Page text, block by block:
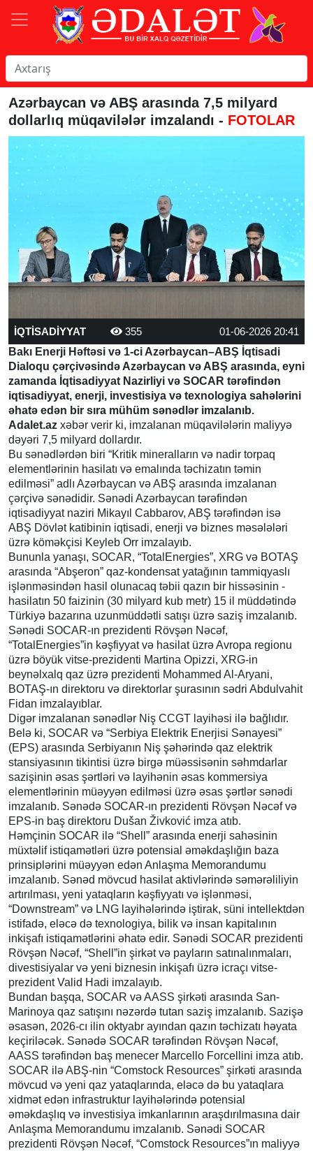
Azərbaycan və ABŞ arasında 7,5 milyard
dollarlıq müqavilələr imzalandı - FOTOLAR
İQTİSADİYYAT 355
01-06-2026 20:41
Bakı Enerji Həftəsi və 1-ci Azərbaycan–ABŞ İqtisadi
Dialoqu çərçivəsində Azərbaycan və ABŞ arasında, eyni
zamanda İqtisadiyyat Nazirliyi və SOCAR tərəfindən
iqtisadiyyat, enerji, investisiya və texnologiya sahələrini
əhatə edən bir sıra mühüm sənədlər imzalanıb.
Adalet.az xəbər verir ki, imzalanan müqavilələrin maliyyə
dəyəri 7,5 milyard dollardır.
Bu sənədlərdən biri “Kritik mineralların və nadir torpaq
elementlərinin hasilatı və emalında təchizatın təmin
edilməsi” adlı Azərbaycan və ABŞ arasında imzalanan
çərçivə sənədidir. Sənədi Azərbaycan tərəfindən
iqtisadiyyat naziri Mikayıl Cabbarov, ABŞ tərəfindən isə
ABŞ Dövlət katibinin iqtisadi, enerji və biznes məsələləri
üzrə köməkçisi Keyleb Orr imzalayıb.
Bununla yanaşı, SOCAR, “TotalEnergies”, XRG və BOTAŞ
arasında “Abşeron” qaz-kondensat yatağının tammiqyaslı
işlənməsindən hasil olunacaq təbii qazın bir hissəsinin -
hasilatın 50 faizinin (30 milyard kub metr) 15 il müddətində
Türkiyə bazarına uzunmüddətli satışı üzrə saziş imzalanıb.
Sənədi SOCAR-ın prezidenti Rövşən Nəcəf,
“TotalEnergies”in kəşfiyyat və hasilat üzrə Avropa regionu
üzrə böyük vitse-prezidenti Martina Opizzi, XRG-in
beynəlxalq qaz üzrə prezidenti Mohammed Al-Aryani,
BOTAŞ-ın direktoru və direktorlar şurasının sədri Abdulvahit
Fidan imzalayıblar.
Digər imzalanan sənədlər Niş CCGT layihəsi ilə bağlıdır.
Belə ki, SOCAR və “Serbiya Elektrik Enerjisi Sənayesi”
(EPS) arasında Serbiyanın Niş şəhərində qaz elektrik
stansiyasının tikintisi üzrə birgə müəssisənin səhmdarlar
sazişinin əsas şərtləri və layihənin əsas kommersiya
elementlərinin müəyyən edilməsi üzrə əsas şərtlər sənədi
imzalanıb. Sənədə SOCAR-ın prezidenti Rövşən Nəcəf və
EPS-in baş direktoru Dušan Živković imza atıb.
Həmçinin SOCAR ilə “Shell” arasında enerji sahəsinin
müxtəlif istiqamətləri üzrə potensial əməkdaşlığın baza
prinsiplərini müəyyən edən Anlaşma Memorandumu
imzalanıb. Sənəd mövcud hasilat aktivlərində səmərəliliyin
artırılması, yeni yataqların kəşfiyyatı və işlənməsi,
“Downstream” və LNG layihələrində iştirak, süni intellektdən
istifadə, eləcə də texnologiya, bilik və insan kapitalının
inkişafı istiqamətlərini əhatə edir. Sənədi SOCAR prezidenti
Rövşən Nəcəf, “Shell”in şirkət və payların satınalınmaları,
divestisiyalar və yeni biznesin inkişafı üzrə icraçı vitse-
prezident Valid Hadi imzalayıb.
Bundan başqa, SOCAR və AASS şirkəti arasında San-
Marinoya qaz satışını nəzərdə tutan saziş imzalanıb. Sazişə
əsasən, 2026-cı ilin oktyabr ayından qazın təchizatı həyata
keçiriləcək. Sənədə SOCAR tərəfindən Rövşən Nəcəf,
AASS tərəfindən baş menecer Marcello Forcellini imza atıb.
SOCAR ilə ABŞ-nin “Comstock Resources” şirkəti arasında
mövcud və yeni qaz yataqlarında, eləcə də bu yataqlara
xidmət edən infrastruktur layihələrində potensial
əməkdaşlıq və investisiya imkanlarının araşdırılmasına dair
Anlaşma Memorandumu imzalanıb. Sənədi SOCAR
prezidenti Rövşən Nəcəf, “Comstock Resources”ın maliyyə